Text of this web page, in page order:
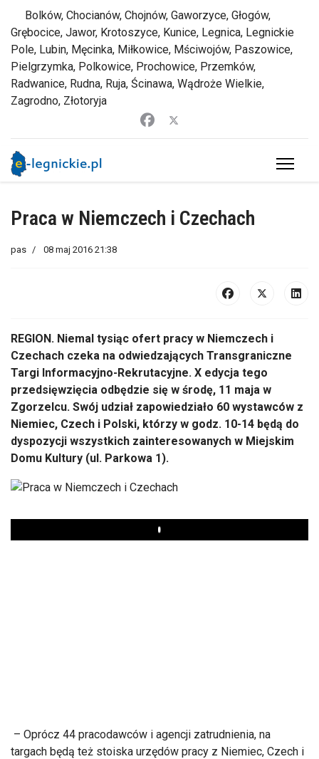
Bolków, Chocianów, Chojnów, Gaworzyce, Głogów,
Grębocice, Jawor, Krotoszyce, Kunice, Legnica, Legnickie
Pole, Lubin, Męcinka, Miłkowice, Mściwojów, Paszowice,
Pielgrzymka, Polkowice, Prochowice, Przemków,
Radwanice, Rudna, Ruja, Ścinawa, Wądroże Wielkie,
Zagrodno, Złotoryja
Praca w Niemczech i Czechach
pas 08 maj 2016 21:38
REGION. Niemal tysiąc ofert pracy w Niemczech i
Czechach czeka na odwiedzających Transgraniczne
Targi Informacyjno-Rekrutacyjne. X edycja tego
przedsięwzięcia odbędzie się w środę, 11 maja w
Zgorzelcu. Swój udział zapowiedziało 60 wystawców z
Niemiec, Czech i Polski, którzy w godz. 10-14 będą do
dyspozycji wszystkich zainteresowanych w Miejskim
Domu Kultury (ul. Parkowa 1).
Play
– Oprócz 44 pracodawców i agencji zatrudnienia, na
targach będą też stoiska urzędów pracy z Niemiec, Czech i